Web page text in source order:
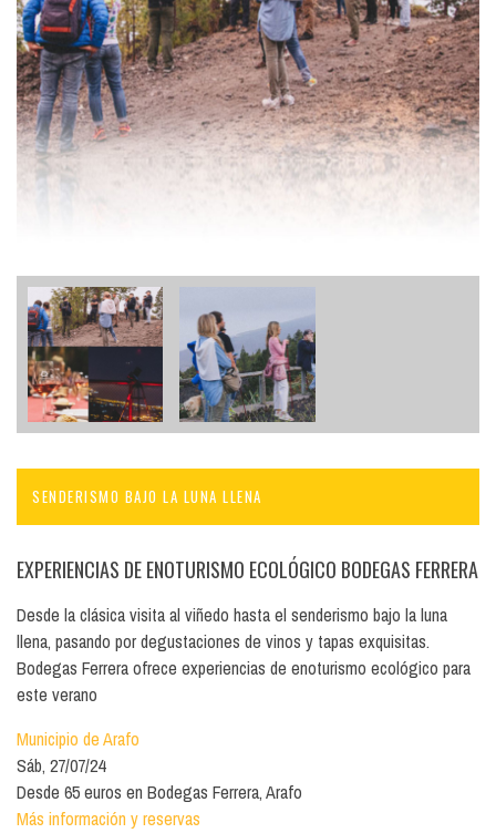
SENDERISMO BAJO LA LUNA LLENA
EXPERIENCIAS DE ENOTURISMO ECOLÓGICO BODEGAS FERRERA
Desde la clásica visita al viñedo hasta el senderismo bajo la luna
llena, pasando por degustaciones de vinos y tapas exquisitas.
Bodegas Ferrera ofrece experiencias de enoturismo ecológico para
este verano
Municipio de Arafo
Sáb, 27/07/24
Desde 65 euros en Bodegas Ferrera, Arafo
Más información y reservas